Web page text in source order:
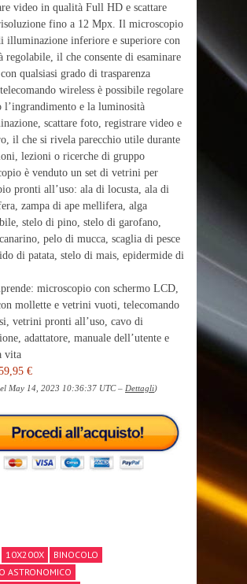
video in qualità Full HD e scattare
fino a 12 Mpx. Il microscopio
illuminazione inferiore e superiore con
regolabile, il che consente di esaminare
qualsiasi grado di trasparenza
wireless è possibile regolare
l’ingrandimento e la luminosità
scattare foto, registrare video e
il che si rivela parecchio utile durante
lezioni o ricerche di gruppo
è venduto un set di vetrini per
pronti all’uso: ala di locusta, ala di
zampa di ape mellifera, alga
stelo di pino, stelo di garofano,
pelo di mucca, scaglia di pesce
di patata, stelo di mais, epidermide di
microscopio con schermo LCD,
mollette e vetrini vuoti, telecomando
vetrini pronti all’uso, cavo di
adattatore, manuale dell’utente e
vita
€
May 14, 2023 10:36:37 UTC – Dettagli)
10X200X
BINOCOLO
ASTRONOMICO